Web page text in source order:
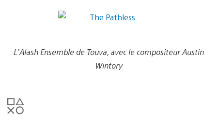
L’Alash Ensemble de Touva, avec le compositeur Austin
Wintory